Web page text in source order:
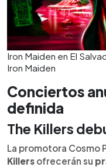
Iron Maiden en El
Iron Maiden
Conciertos
definida
The Killers
La promotora Cosmo
Killers ofrecerán su